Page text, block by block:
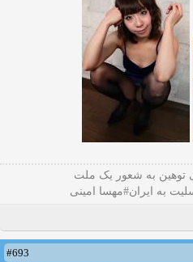
توهین به شعور یک ملت
به ایران#مهسا امینی
#693